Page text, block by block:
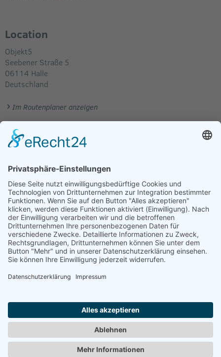
Location
Objekt5
Seebener Straße 5
06114 Halle
Deutschland
Im Routenplaner anzeigen
Kulturverein Objekt 5 e.V.
Seebener Straße 5
06114 Halle
Deutschland
Telefon: 0345 - 478 233 67
Telefax: 0345 - 478 233 66
E-Mail:
peter.brock@objekt5.de
Internet:
www.objekt5.de
Hier finden Sie die
Datenschutzerkärung
Impressum
des Verkäufers.
KONTAKT
DATENSCHUTZ
AGB
BARRIEREFREIHEITSERKLÄRUNG